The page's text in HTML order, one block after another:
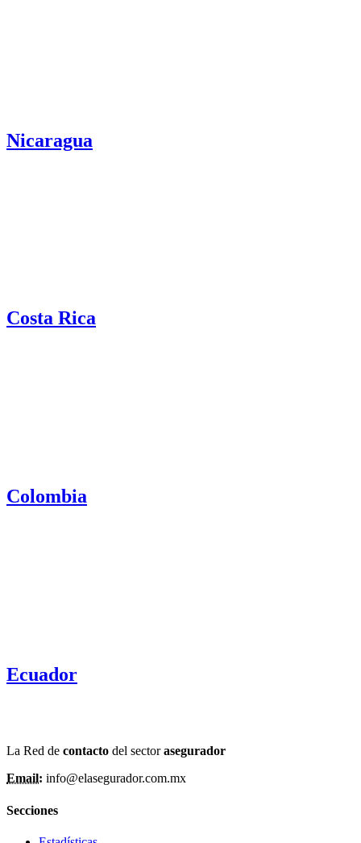
Nicaragua
Costa Rica
Colombia
Ecuador
La Red de contacto del sectorasegurador
Email: info@elasegurador.com.mx
Secciones